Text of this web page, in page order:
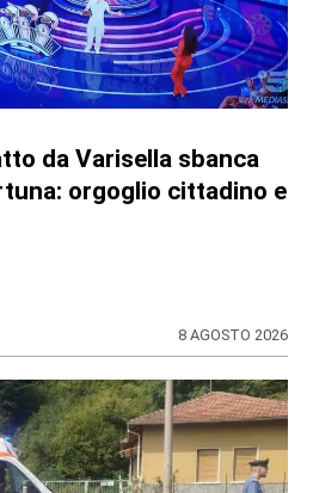
da Varisella sbanca
orgoglio cittadino e
8 AGOSTO 2026